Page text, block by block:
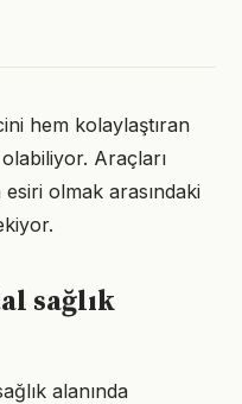
hem kolaylaştıran
Araçları
olmak arasındaki
sağlık
alanında